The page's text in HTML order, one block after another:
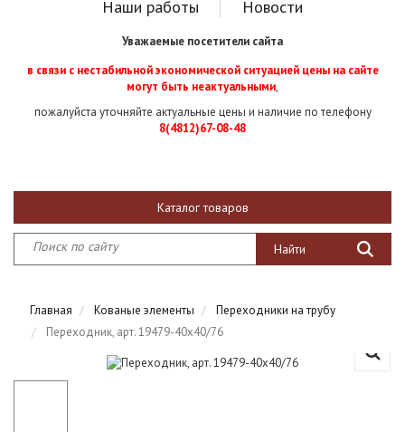
Наши работы
Новости
Уважаемые посетители сайта
в связи с нестабильной экономической ситуацией цены на сайте
могут быть неактуальными,
пожалуйста уточняйте актуальные цены и наличие по телефону
8(4812)67-08-48
Каталог товаров
Главная Кованые элементы
Переходники на трубу
Переходник, арт. 19479-40х40/76